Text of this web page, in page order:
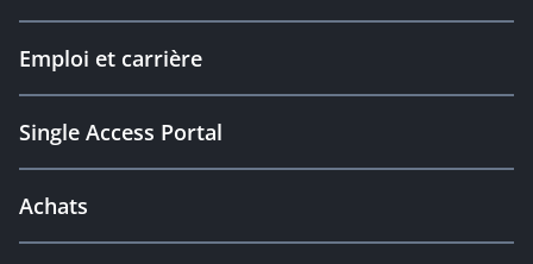
Emploi et carrière
Single Access Portal
Achats